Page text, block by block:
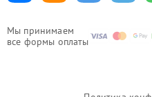
Мы принимаем
все формы оплаты